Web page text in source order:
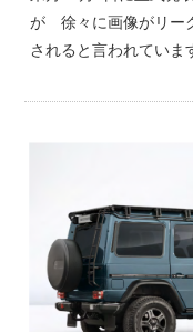
が 徐々に画像がリー
されると言われていま